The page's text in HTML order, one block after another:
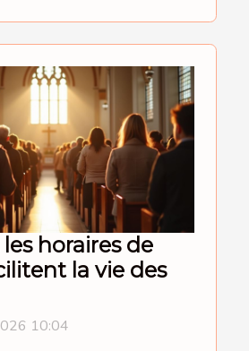
horaires de
la vie des
10:04